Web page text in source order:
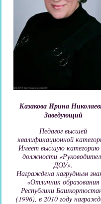
Казакова Ирина
Заведующий
Педагог высшей
квалификационной
Имеет высшую категорию
должности
ДОУ».
Награждена нагрудным
«Отличник образования
Республики
(1996), в 2010 году